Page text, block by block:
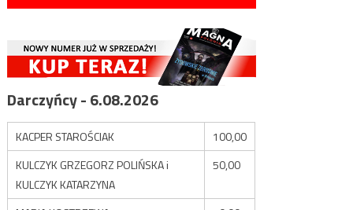
Darczyńcy - 6.08.2026
KACPER STAROŚCIAK
100,00
KULCZYK GRZEGORZ POLIŃSKA i
KULCZYK KATARZYNA
50,00